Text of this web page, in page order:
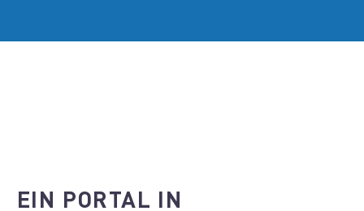
EIN PORTAL IN